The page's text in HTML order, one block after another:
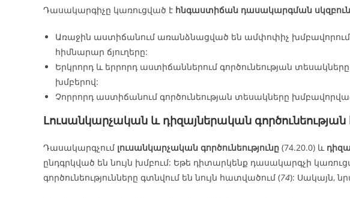
Դասակարգիչը կառուցված է հնգաստիճան դասակարգման
Առաջին աստիճանում առանձնացված են ամփոփիչ
հիմնարար ճյուղերը:
Երկրորդ և երրորդ աստիճաններում գործունեության
խմբերով:
Չորրորդ աստիճանում գործունեության տեսակները
Լուսանկարչական և դիզայներական գործունեության
Դասակարգչում լուսանկարչական գործունեությունը (74.20.0) և
ընդգրկված են նույն խմբում: Եթե դիտարկենք դասակարգչի
գործունեությունները գտնվում են նույն հատվածում (74): Սակայն,